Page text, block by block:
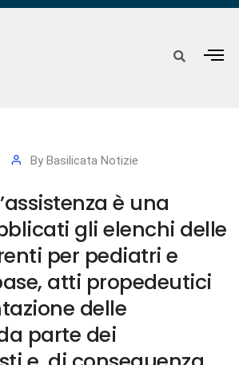
By Basilicata Notizie
è una
gli elenchi delle
per pediatri e
atti propedeutici
delle
parte dei